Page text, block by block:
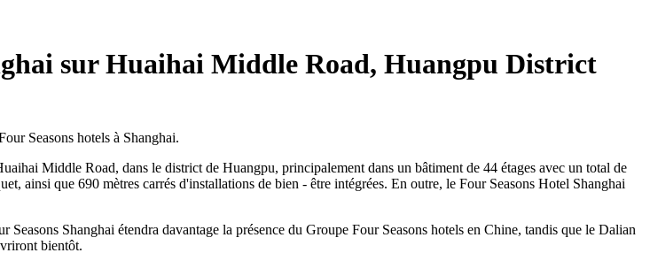
sur Huaihai Middle Road, Huangpu District
Seasons hotels à Shanghai.
Middle Road, dans le district de Huangpu, principalement dans un bâtiment de 44 étages avec un total de
ainsi que 690 mètres carrés d'installations de bien - être intégrées. En outre, le Four Seasons Hotel Shanghai
Shanghai étendra davantage la présence du Groupe Four Seasons hotels en Chine, tandis que le Dalian
bientôt.